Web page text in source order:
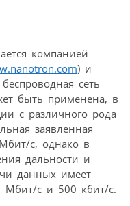
компанией
) и
сеть
быть применена, в
с различного рода
заявленная
с, однако в
дальности и
данных имеет
Мбит/с и 500 кбит/с.